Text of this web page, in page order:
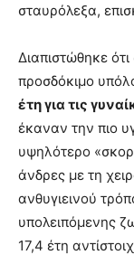
σταυρόλεξα,
Διαπιστώθηκε
προσδόκιμο
έτη για τις
έκαναν την πιο
υψηλότερο
άνδρες με τη
ανθυγιεινού
υπολειπόμενης
17,4 έτη